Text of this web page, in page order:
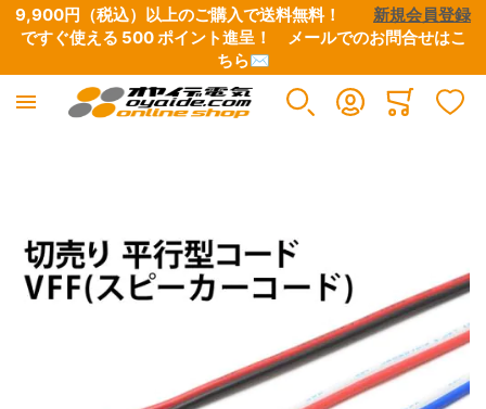
9,900円（税込）以上のご購入で送料無料！ 新規会員登録
ですぐ使える 500 ポイント進呈！ メールでのお問合せはこ
ちら✉